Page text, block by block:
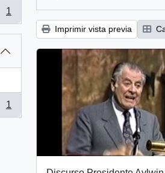
1
1
Imprimir vista previa